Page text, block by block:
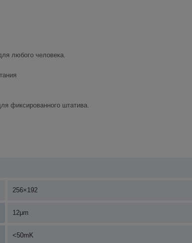
любого человека.
фиксированного штатива.
256×192
12μm
<50mK